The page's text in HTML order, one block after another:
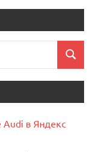
Поиск
в Яндекс